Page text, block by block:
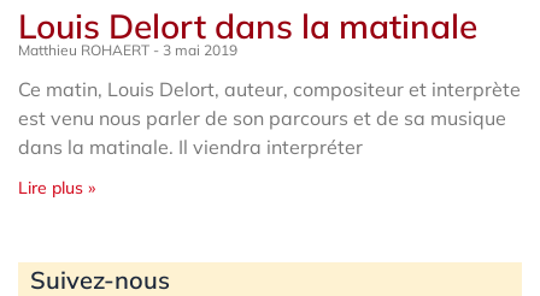
Louis Delort dans la matinale
Matthieu ROHAERT 3 mai 2019
Ce matin, Louis Delort, auteur, compositeur et interprète
est venu nous parler de son parcours et de sa musique
dans la matinale. Il viendra interpréter
Lire plus »
Suivez-nous
Archives